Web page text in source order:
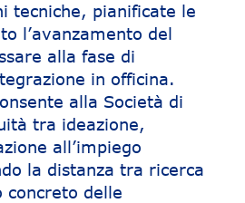
tecniche, pianificate le
l’avanzamento del
alla fase di
in officina.
alla Società di
tra ideazione,
all’impiego
la distanza tra ricerca
concreto delle